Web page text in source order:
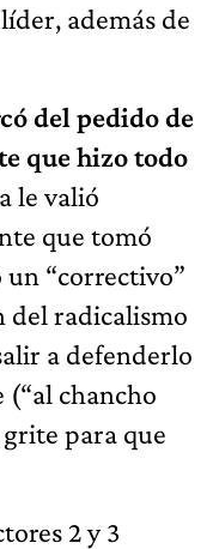
además de
del pedido de
que hizo todo
le valió
que tomó
“correctivo”
del radicalismo
a defenderlo
(“al chancho
para que
2 y 3